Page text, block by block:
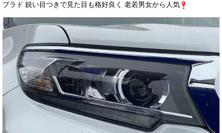
買取のご案内
店舗情報
店舗情報
会社概要
トップメッセージ
スタッフ紹介
プラド 鋭い目つきで見た目も格好良く 老若男女から人気